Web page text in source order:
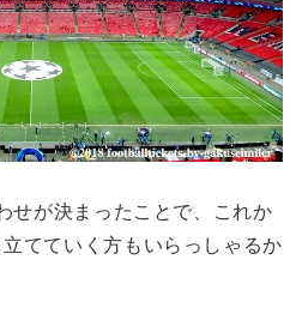
せが決まったことで、これか
てていく方もいらっしゃるか